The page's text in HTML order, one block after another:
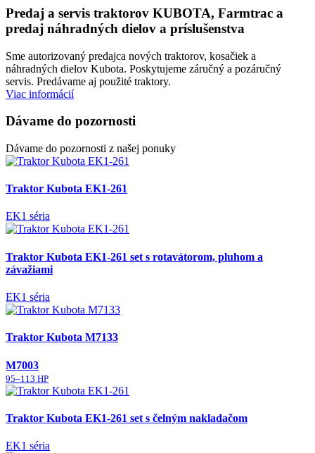
Predaj a servis traktorov KUBOTA, Farmtrac a
predaj náhradných dielov a príslušenstva
Sme autorizovaný predajca nových traktorov, kosačiek a
náhradných dielov Kubota. Poskytujeme záručný a pozáručný
servis. Predávame aj použité traktory.
Viac informácií
Dávame do pozornosti
Dávame do pozornosti z našej ponuky
Traktor Kubota EK1-261
EK1 séria
Traktor Kubota EK1-261 set s rotavátorom, pluhom a
závažiami
EK1 séria
Traktor Kubota M7133
M7003
95–113 HP
Traktor Kubota EK1-261 set s čelným nakladačom
EK1 séria